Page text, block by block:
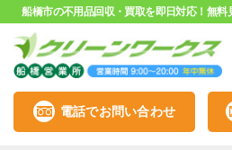
船橋市の不用品回収・買取を即日対応！無料
電話でお問い合わせ